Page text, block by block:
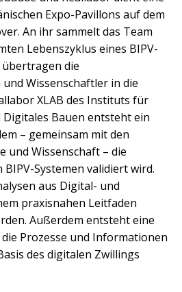
Expo-Pavillons auf dem
An ihr sammelt das Team
Lebenszyklus eines BIPV-
übertragen die
Wissenschaftler in die
XLAB des Instituts für
Bauen entsteht ein
– gemeinsam mit den
und Wissenschaft – die
Systemen validiert wird.
aus Digital- und
praxisnahen Leitfaden
Außerdem entsteht eine
Prozesse und Informationen
des digitalen Zwillings